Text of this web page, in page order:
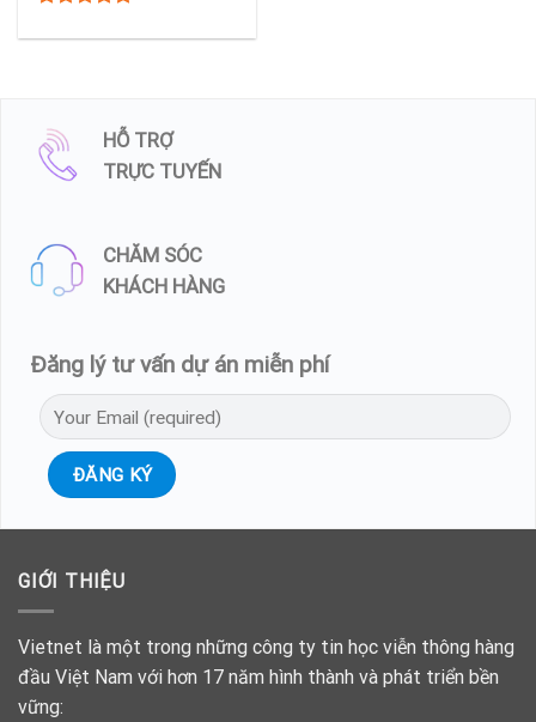
out of 5
HỖ TRỢ
TRỰC TUYẾN
CHĂM SÓC
KHÁCH HÀNG
Đăng lý tư vấn dự án miễn phí
GIỚI THIỆU
Vietnet là một trong những công ty tin học viễn thông hàng
đầu Việt Nam với hơn 17 năm hình thành và phát triển bền
vững: